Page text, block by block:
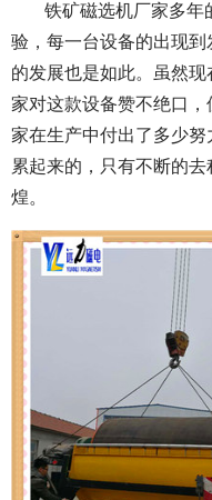
铁矿磁选机厂家多年
验， 每一台设备的出现
的发展也是如此。虽然
家对这款设备赞不绝口
家在生产中付出了多少
累起来的，只有不断的
煌。